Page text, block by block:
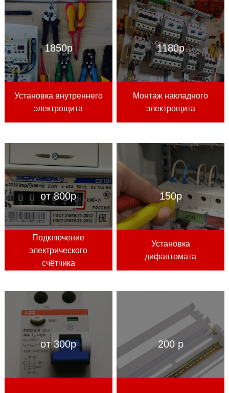
1850р
Установка внутреннего
электрощита
1180р
Монтаж накладного
электрощита
от 800р
Подключение
электрического
счётчика
150р
Установка
дифавтомата
от 300р 200 р